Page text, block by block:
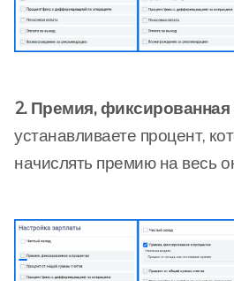
2. Премия, фиксированная
устанавливаете процент,
начислять премию на весь